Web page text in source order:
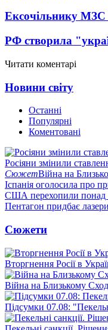
Ексочільнику МЗС
РФ створила
Читати коментарі
Новини світу
Останні
Популярні
Коментовані
Росіяни змінили
СюжетВійна на
Іспанія оголосила про
США перехопили понад
Пентагон придбає
Сюжети
Вторгнення Росії в
Війна на Близькому
Підсумки 07.08: